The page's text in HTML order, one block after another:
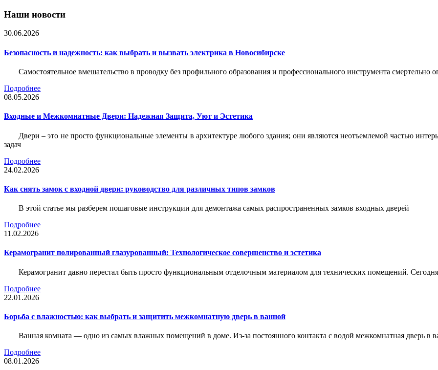
Наши новости
30.06.2026
Безопасность и надежность: как выбрать и вызвать электрика в Новосибирске
Самостоятельное вмешательство в проводку без профильного образования и профессионального инструмента смертельно
Подробнее
08.05.2026
Входные и Межкомнатные Двери: Надежная Защита, Уют и Эстетика
Двери – это не просто функциональные элементы в архитектуре любого здания; они являются неотъемлемой частью
задач
Подробнее
24.02.2026
Как снять замок с входной двери: руководство для различных типов замков
В этой статье мы разберем пошаговые инструкции для демонтажа самых распространенных замков входных дверей
Подробнее
11.02.2026
Керамогранит полированный глазурованный: Технологическое совершенство и эстетика
Керамогранит давно перестал быть просто функциональным отделочным материалом для технических помещений.
Подробнее
22.01.2026
Борьба с влажностью: как выбрать и защитить межкомнатную дверь в ванной
Ванная комната — одно из самых влажных помещений в доме. Из-за постоянного контакта с водой межкомнатная дверь в
Подробнее
08.01.2026